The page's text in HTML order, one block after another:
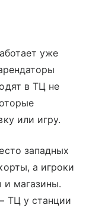
уже
в ТЦ не
или игру.
западных
а игроки
и магазины.
ТЦ у станции